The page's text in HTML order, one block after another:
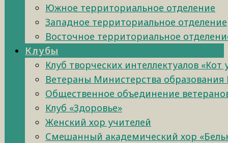
Южное территориальное отделение
Западное территориальное отделение
Восточное территориальное
Клубы
Клуб творческих интеллектуалов «Кот
Ветераны Министерства образования
Общественное объединение
Клуб «Здоровье»
Женский хор учителей
Смешанный академический хор